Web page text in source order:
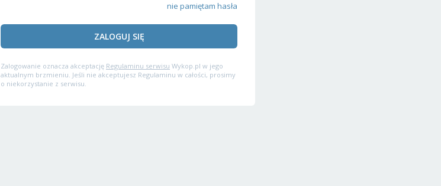
nie pamiętam hasła
ZALOGUJ SIĘ
Zalogowanie oznacza akceptację Regulaminu serwisu Wykop.pl w jego
aktualnym brzmieniu. Jeśli nie akceptujesz Regulaminu w całości, prosimy
o niekorzystanie z serwisu.